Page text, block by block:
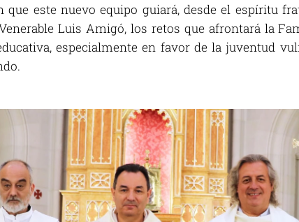
que este nuevo equipo guiará, desde el espíritu
Luis Amigó, los retos que afrontará la
especialmente en favor de la juventud